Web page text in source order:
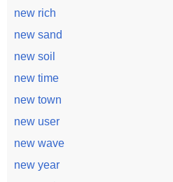
new rich
new sand
new soil
new time
new town
new user
new wave
new year